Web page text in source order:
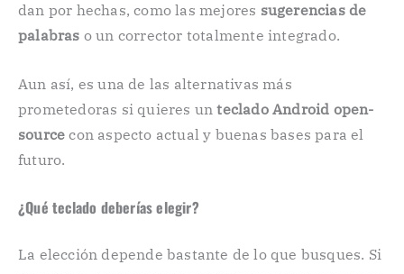
dan por hechas, como las mejores sugerencias de
palabras o un corrector totalmente integrado.
Aun así, es una de las alternativas más
prometedoras si quieres unteclado Android open-
source con aspecto actual y buenas bases para el
futuro.
¿Qué teclado deberías elegir?
La elección depende bastante de lo que busques. Si